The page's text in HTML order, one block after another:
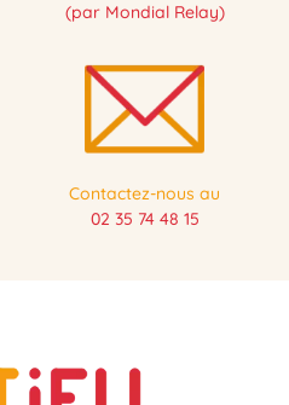
(par Mondial Relay)
Contactez-nous au
02 35 74 48 15